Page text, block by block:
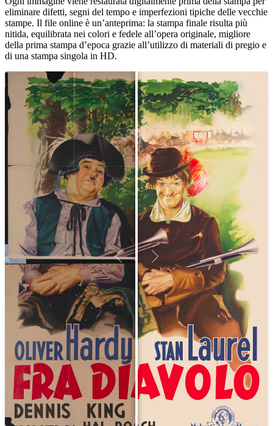
eliminare difetti, segni del tempo e imperfezioni tipiche delle vecchie
stampe. Il file online è un’anteprima: la stampa finale risulta più
nitida, equilibrata nei colori e fedele all’opera originale, migliore
della prima stampa d’epoca grazie all’utilizzo di materiali di pregio e
di una stampa singola in HD.